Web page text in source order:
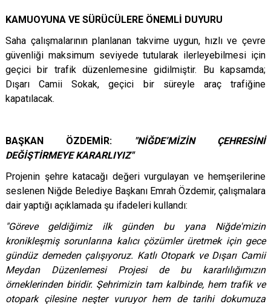
KAMUOYUNA VE SÜRÜCÜLERE ÖNEMLİ DUYURU
Saha çalışmalarının planlanan takvime uygun, hızlı ve çevre
güvenliği maksimum seviyede tutularak ilerleyebilmesi için
geçici bir trafik düzenlemesine gidilmiştir. Bu kapsamda;
Dışarı Camii Sokak, geçici bir süreyle araç trafiğine
kapatılacak.
BAŞKAN ÖZDEMİR:
"NİĞDE’MİZİN ÇEHRESİNİ
DEĞİŞTİRMEYE KARARLIYIZ"
Projenin şehre katacağı değeri vurgulayan ve hemşerilerine
seslenen Niğde Belediye Başkanı Emrah Özdemir, çalışmalara
dair yaptığı açıklamada şu ifadeleri kullandı:
"Göreve geldiğimiz ilk günden bu yana Niğde'mizin
kronikleşmiş sorunlarına kalıcı çözümler üretmek için gece
gündüz demeden çalışıyoruz. Katlı Otopark ve Dışarı Camii
Meydan Düzenlemesi Projesi de bu kararlılığımızın
örneklerinden biridir. Şehrimizin tam kalbinde, hem trafik ve
otopark çilesine neşter vuruyor hem de tarihi dokumuza